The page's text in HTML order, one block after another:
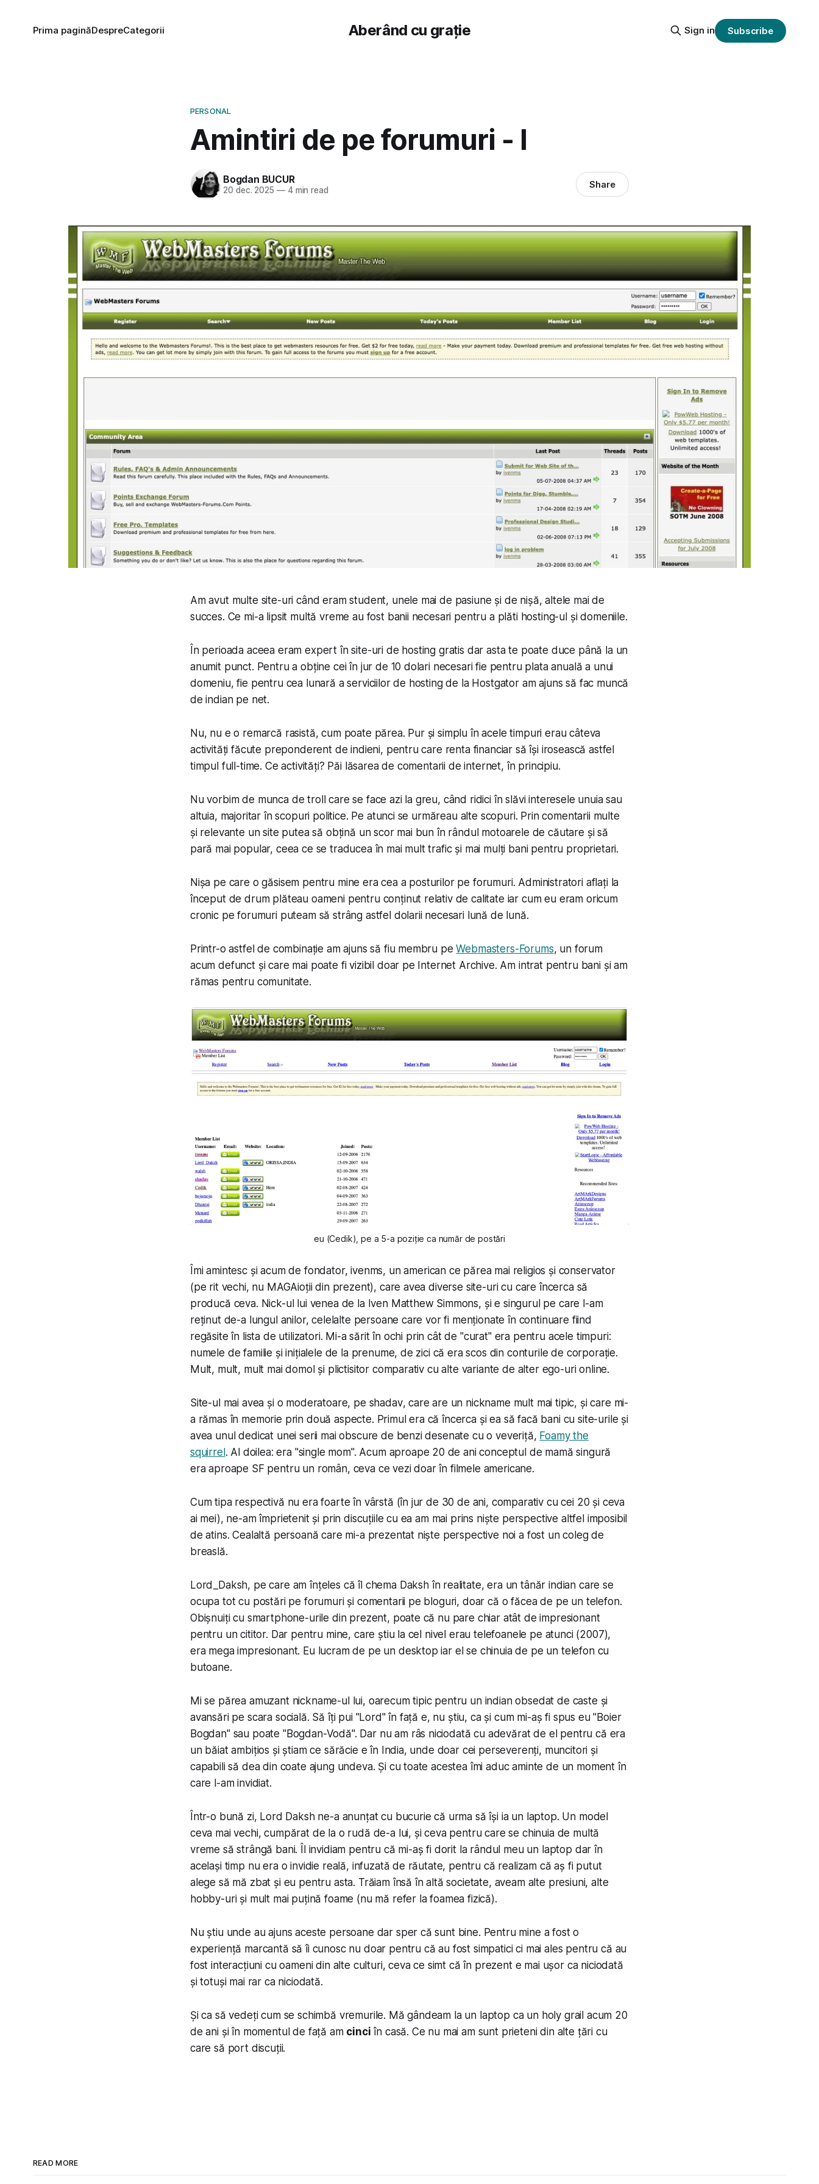
Aberând cu grație
Prima paginăDespreCategorii Sign in Subscribe
PERSONAL
Amintiri de pe forumuri - I
Bogdan BUCUR
20 dec. 2025 —4 min read Share
Am avut multe site-uri când eram student, unele mai de pasiune și de nișă, altele mai de
succes. Ce mi-a lipsit multă vreme au fost banii necesari pentru a plăti hosting-ul și domeniile.
În perioada aceea eram expert în site-uri de hosting gratis dar asta te poate duce până la un
anumit punct. Pentru a obține cei în jur de 10 dolari necesari fie pentru plata anuală a unui
domeniu, fie pentru cea lunară a serviciilor de hosting de la Hostgator am ajuns să fac muncă
de indian pe net.
Nu, nu e o remarcă rasistă, cum poate părea. Pur și simplu în acele timpuri erau câteva
activități făcute preponderent de indieni, pentru care renta financiar să își irosească astfel
timpul full-time. Ce activități? Păi lăsarea de comentarii de internet, în principiu.
Nu vorbim de munca de troll care se face azi la greu, când ridici în slăvi interesele unuia sau
altuia, majoritar în scopuri politice. Pe atunci se urmăreau alte scopuri. Prin comentarii multe
și relevante un site putea să obțină un scor mai bun în rândul motoarele de căutare și să
pară mai popular, ceea ce se traducea în mai mult trafic și mai mulți bani pentru proprietari.
Nișa pe care o găsisem pentru mine era cea a posturilor pe forumuri. Administratori aflați la
început de drum plăteau oameni pentru conținut relativ de calitate iar cum eu eram oricum
cronic pe forumuri puteam să strâng astfel dolarii necesari lună de lună.
Printr-o astfel de combinație am ajuns să fiu membru peWebmasters-Forums, un forum
acum defunct și care mai poate fi vizibil doar pe Internet Archive. Am intrat pentru bani și am
rămas pentru comunitate.
eu (Cedik), pe a 5-a poziție ca număr de postări
Îmi amintesc și acum de fondator,ivenms, un american ce părea mai religios și conservator
(pe rit vechi, nu MAGAioții din prezent), care avea diverse site-uri cu care încerca să
producă ceva. Nick-ul lui venea de la Iven Matthew Simmons, și e singurul pe care l-am
reținut de-a lungul anilor, celelalte persoane care vor fi menționate în continuare fiind
regăsite în lista de utilizatori. Mi-a sărit în ochi prin cât de "curat" era pentru acele timpuri:
numele de familie și inițialele de la prenume, de zici că era scos din conturile de corporație.
Mult, mult, mult mai domol și plictisitor comparativ cu alte variante de alter ego-uri online.
Site-ul mai avea și o moderatoare, pe shadav, care are un nickname mult mai tipic, și care mi-
a rămas în memorie prin două aspecte. Primul era că încerca și ea să facă bani cu site-urile și
avea unul dedicat unei serii mai obscure de benzi desenate cu o veveriță, Foamy the
squirrel. Al doilea: era "single mom". Acum aproape 20 de ani conceptul de mamă singură
era aproape SF pentru un român, ceva ce vezi doar în filmele americane.
Cum tipa respectivă nu era foarte în vârstă (în jur de 30 de ani, comparativ cu cei 20 și ceva
ai mei), ne-am împrietenit și prin discuțiile cu ea am mai prins niște perspective altfel imposibil
de atins. Cealaltă persoană care mi-a prezentat niște perspective noi a fost un coleg de
breaslă.
Lord_Daksh, pe care am înțeles că îl chema Daksh în realitate, era un tânăr indian care se
ocupa tot cu postări pe forumuri și comentarii pe bloguri, doar că o făcea de pe un telefon.
Obișnuiți cu smartphone-urile din prezent, poate că nu pare chiar atât de impresionant
pentru un cititor. Dar pentru mine, care știu la cel nivel erau telefoanele pe atunci (2007),
era mega impresionant. Eu lucram de pe un desktop iar el se chinuia de pe un telefon cu
butoane.
Mi se părea amuzant nickname-ul lui, oarecum tipic pentru un indian obsedat de caste și
avansări pe scara socială. Să îți pui "Lord" în față e, nu știu, ca și cum mi-aș fi spus eu "Boier
Bogdan" sau poate "Bogdan-Vodă". Dar nu am râs niciodată cu adevărat de el pentru că era
un băiat ambițios și știam ce sărăcie e în India, unde doar cei perseverenți, muncitori și
capabili să dea din coate ajung undeva. Și cu toate acestea îmi aduc aminte de un moment în
care l-am invidiat.
Într-o bună zi, Lord Daksh ne-a anunțat cu bucurie că urma să își ia un laptop. Un model
ceva mai vechi, cumpărat de la o rudă de-a lui, și ceva pentru care se chinuia de multă
vreme să strângă bani. Îl invidiam pentru că mi-aș fi dorit la rândul meu un laptop dar în
același timp nu era o invidie reală, infuzată de răutate, pentru că realizam că aș fi putut
alege să mă zbat și eu pentru asta. Trăiam însă în altă societate, aveam alte presiuni, alte
hobby-uri și mult mai puținăfoame (nu mă refer la foamea fizică).
Nu știu unde au ajuns aceste persoane dar sper că sunt bine. Pentru mine a fost o
experiență marcantă să îi cunosc nu doar pentru că au fost simpatici ci mai ales pentru că au
fost interacțiuni cu oameni din alte culturi, ceva ce simt că în prezent e mai ușor ca niciodată
și totuși mai rar ca niciodată.
Și ca să vedeți cum se schimbă vremurile. Mă gândeam la un laptop ca un holy grail acum 20
de ani și în momentul de față am cinci în casă. Ce nu mai am sunt prieteni din alte țări cu
care să port discuții.
READ MORE